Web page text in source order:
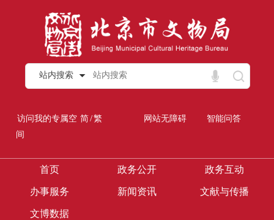
站内搜索
访问我的专属空
间
简/繁 网站无障碍 智能问答
首页 政务公开 政务互动
办事服务 新闻资讯 文献与传播
文博数据